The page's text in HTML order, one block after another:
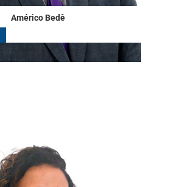
Américo Bedê